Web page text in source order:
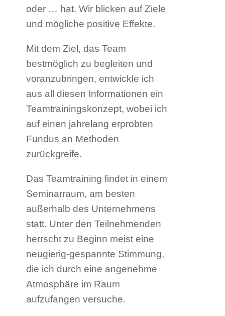
oder … hat. Wir blicken auf Ziele
und mögliche positive Effekte.
Mit dem Ziel, das Team
bestmöglich zu begleiten und
voranzubringen, entwickle ich
aus all diesen Informationen ein
Teamtrainingskonzept, wobei ich
auf einen jahrelang erprobten
Fundus an Methoden
zurückgreife.
Das Teamtraining findet in einem
Seminarraum, am besten
außerhalb des Unternehmens
statt. Unter den Teilnehmenden
herrscht zu Beginn meist eine
neugierig-gespannte Stimmung,
die ich durch eine angenehme
Atmosphäre im Raum
aufzufangen versuche.